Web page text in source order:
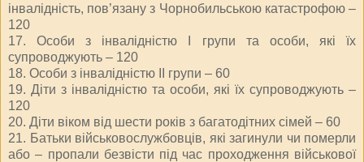
інвалідність, пов’язану з Чорнобильською катастрофою –
120
17. Особи з інвалідністю І групи та особи, які їх
супроводжують – 120
18. Особи з інвалідністю ІІ групи – 60
19. Діти з інвалідністю та особи, які їх супроводжують –
120
20. Діти віком від шести років з багатодітних сімей – 60
21. Батьки військовослужбовців, які загинули чи померли
або – пропали безвісти під час проходження військової